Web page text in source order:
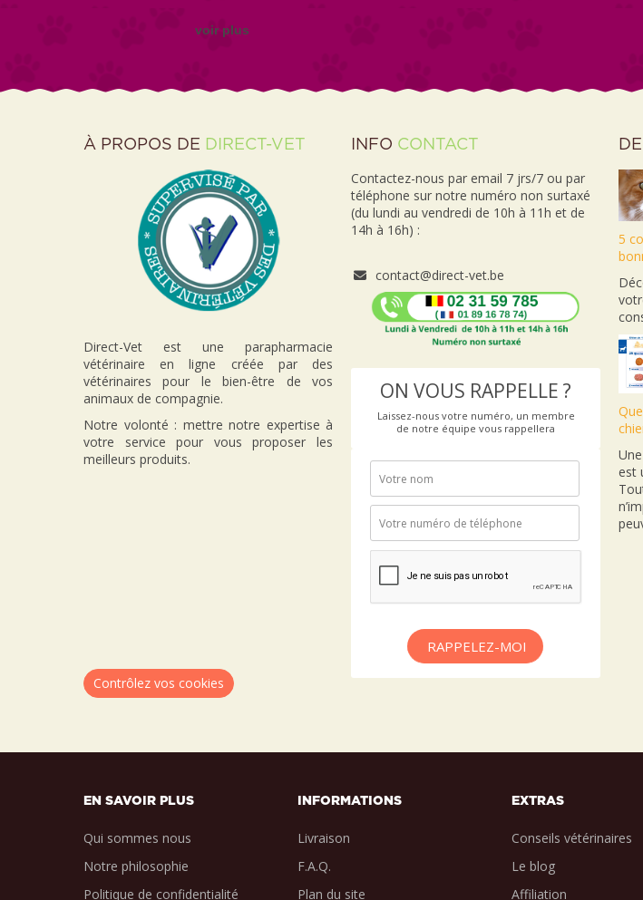
voir plus
À PROPOS DE DIRECT-VET
Direct-Vet est une parapharmacie
vétérinaire en ligne créée par des
vétérinaires pour le bien-être de vos
animaux de compagnie.
Notre volonté : mettre notre expertise à
votre service pour vous proposer les
meilleurs produits.
INFO CONTACT
Contactez-nous par email 7 jrs/7 ou par
téléphone sur notre numéro non surtaxé
(du lundi au vendredi de 10h à 11h et de
14h à 16h) :
contact@direct-vet.be
ON VOUS RAPPELLE ?
Laissez-nous votre numéro, un membre
de notre équipe vous rappellera
RAPPELEZ-MOI
5
est
Contrôlez vos cookies
EN SAVOIR PLUS
Qui sommes nous
Notre philosophie
Politique de confidentialité
INFORMATIONS
Livraison
F.A.Q.
Plan du site
EXTRAS
Conseils vétérinaires
Le blog
Affiliation